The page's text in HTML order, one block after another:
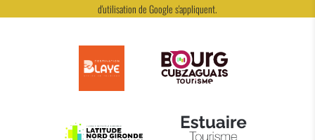
d'utilisationde Google s'appliquent.